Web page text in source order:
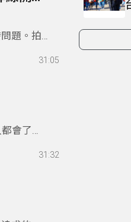
需要環
題。拍
樣的高
無知地
教育已
31:05
會了解
31:32